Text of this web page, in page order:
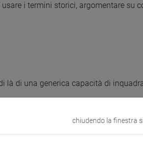
i termini storici, argomentare su
là di una generica capacità di
chiudendo la finestra